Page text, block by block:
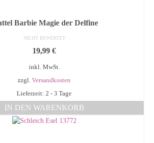
Barbie Magie der Delfine
NICHT BEWERTET
19,99 €
inkl. MwSt.
zzgl. Versandkosten
Lieferzeit: 2 - 3 Tage
IN DEN WARENKORB